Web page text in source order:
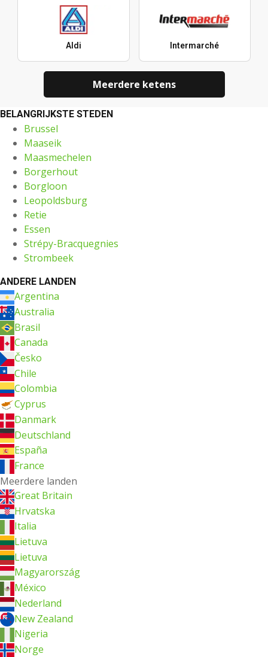
Aldi Intermarché
Meerdere ketens
BELANGRIJKSTE STEDEN
Brussel
Maaseik
Maasmechelen
Borgerhout
Borgloon
Leopoldsburg
Retie
Essen
Strépy-Bracquegnies
Strombeek
ANDERE LANDEN
Argentina
Australia
Brasil
Canada
Česko
Chile
Colombia
Cyprus
Danmark
Deutschland
España
France
Meerdere landen
Great Britain
Hrvatska
Italia
Lietuva
Lietuva
Magyarország
México
Nederland
New Zealand
Nigeria
Norge